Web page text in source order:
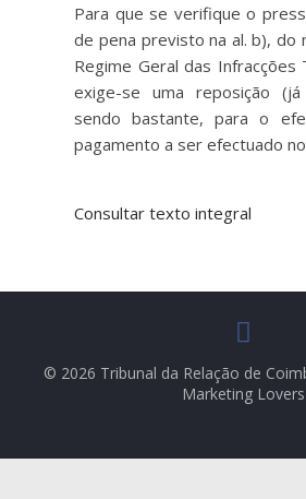
Para que se verifique o
de pena previsto na al. b), do
Regime Geral das Infracções
exige-se uma reposição (já
sendo bastante, para o
pagamento a ser efectuado
Consultar texto integral
© 2026 Tribunal da Relação de
Marketing Lovers